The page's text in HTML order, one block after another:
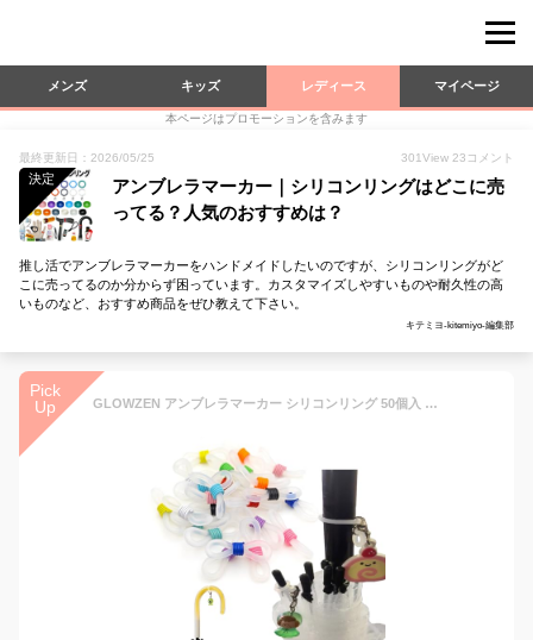
メンズ キッズ レディース マイページ
本ページはプロモーションを含みます
最終更新日：2026/05/25 301View 23 コメント
決定
アンブレラマーカー｜シリコンリングはどこに売
ってる？人気のおすすめは？
推し活でアンブレラマーカーをハンドメイドしたいのですが、シリコンリングがど
こに売ってるのか分からず困っています。カスタマイズしやすいものや耐久性の高
いものなど、おすすめ商品をぜひ教えて下さい。
キテミヨ-kitemiyo-編集部
Pick
Up
GLOWZEN アンブレラマーカー シリコンリング 50個入 ペットボトルマーカー カラフルリング